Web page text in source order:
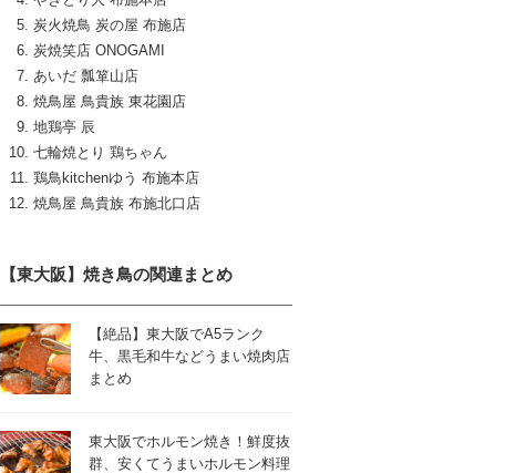
炭火焼鳥 炭の屋 布施店
炭焼笑店 ONOGAMI
あいだ 瓢箪山店
焼鳥屋 鳥貴族 東花園店
地鶏亭 辰
七輪焼とり 鶏ちゃん
鶏鳥kitchenゆう 布施本店
焼鳥屋 鳥貴族 布施北口店
【東大阪】焼き鳥の関連まとめ
【絶品】東大阪でA5ランク
牛、黒毛和牛などうまい焼肉店
まとめ
東大阪でホルモン焼き！鮮度抜
群、安くてうまいホルモン料理